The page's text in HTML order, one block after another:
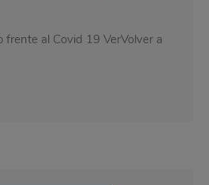
frente al Covid 19 VerVolver a